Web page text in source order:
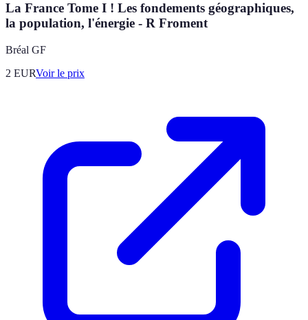
La France Tome I ! Les fondements géographiques,
la population, l'énergie - R Froment
Bréal GF
2 EURVoir le prix